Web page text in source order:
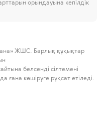
орындауына кепілдік
ЖШС. Барлық құқықтар
белсенді сілтемені
ғана көшіруге рұқсат етіледі.